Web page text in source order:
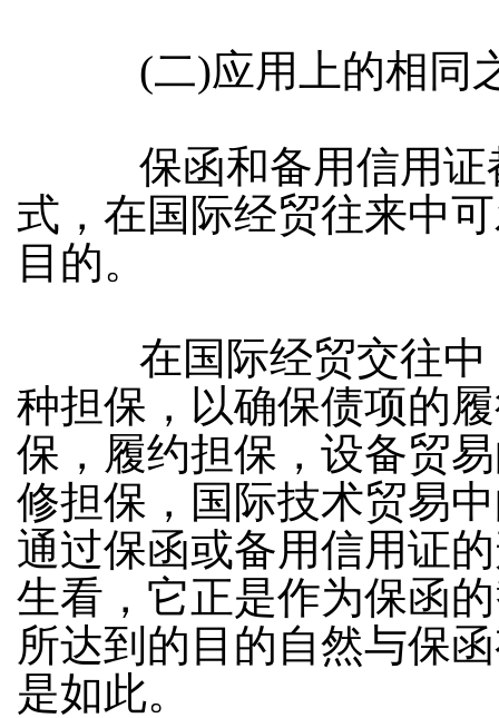
(二)应用上的相同
保函和备用信用证
式，在国际经贸往来中
目的。
在国际经贸交往中
种担保，以确保债项的
保，履约担保，设备贸
修担保，国际技术贸易
通过保函或备用信用证
生看，它正是作为保函
所达到的目的自然与保
是如此。